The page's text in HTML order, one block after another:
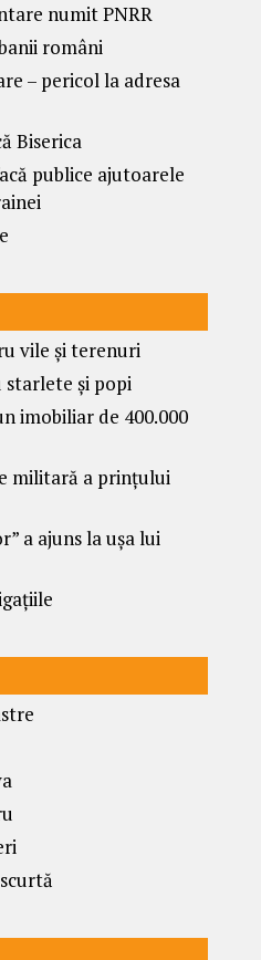
numit PNRR
români
– pericol la adresa
Biserica
publice ajutoarele
vile și terenuri
starlete și popi
imobiliar de 400.000
militară a prințului
a ajuns la ușa lui